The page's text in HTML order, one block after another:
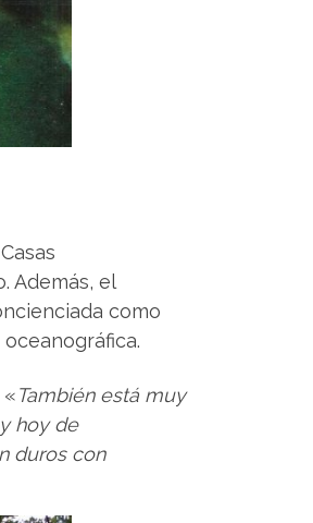
Además, el
como
También está muy
hoy de
duros con